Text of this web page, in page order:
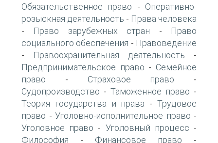
Обязательственное право - Оперативно-
розыскная деятельность - Права человека
- Право зарубежных стран -
Право
социального обеспечения - Правоведение
- Правоохранительная деятельность -
Предпринимательское право - Семейное
право - Страховое право -
Судопроизводство - Таможенное право -
Теория государства и права -Трудовое
право - Уголовно-исполнительное право -
Уголовное право - Уголовный процесс -
Философия - Финансовое право -